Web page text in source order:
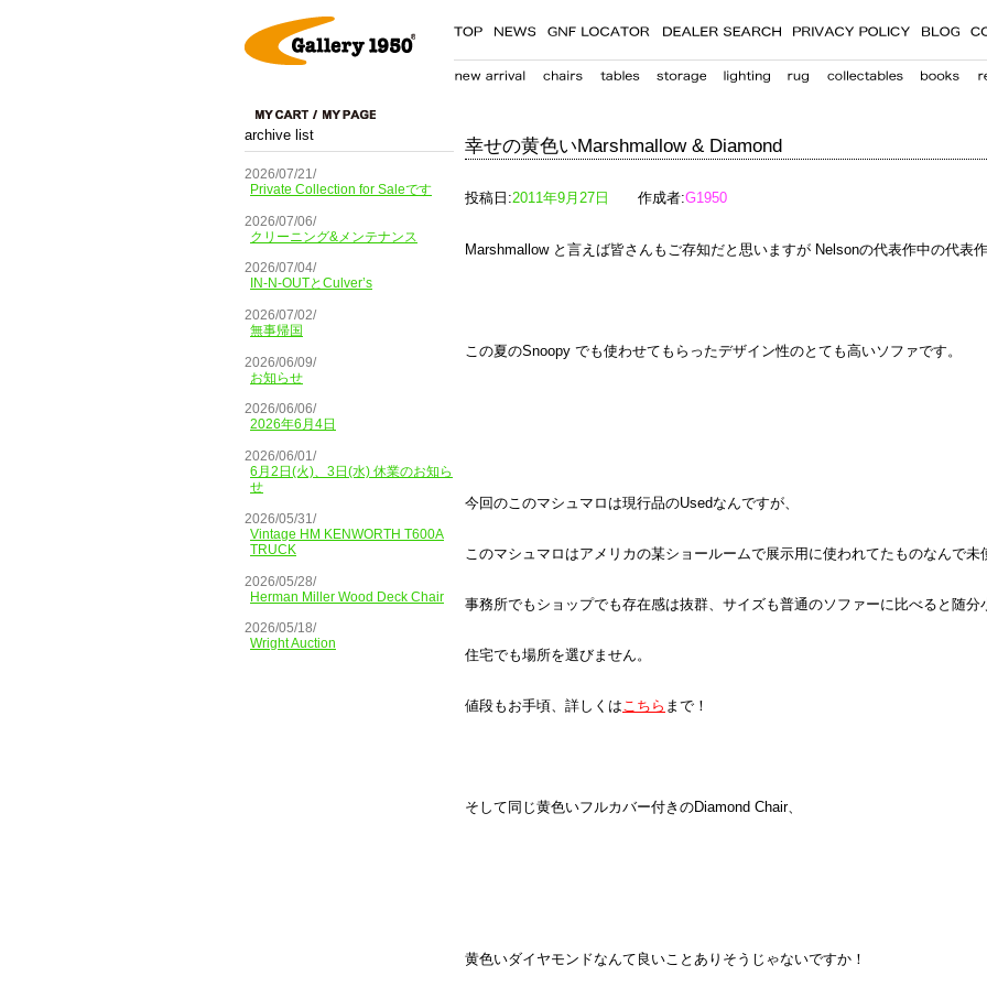
archive list
2026/07/21/
Private Collection for Saleです
2026/07/06/
クリーニング&メンテナンス
2026/07/04/
IN-N-OUTとCulver’s
2026/07/02/
無事帰国
2026/06/09/
お知らせ
2026/06/06/
2026年6月4日
2026/06/01/
6月2日(火)、3日(水) 休業のお知ら
せ
2026/05/31/
Vintage HM KENWORTH T600A
TRUCK
2026/05/28/
Herman Miller Wood Deck Chair
2026/05/18/
Wright Auction
幸せの黄色いMarshmallow & Diamond
投稿日:2011年9月27日 作成者:G1950
Marshmallow と言えば皆さんもご存知だと思いますが Nelsonの代表作中の代表作
この夏のSnoopy でも使わせてもらったデザイン性のとても高いソファです。
今回のこのマシュマロは現行品のUsedなんですが、
このマシュマロはアメリカの某ショールームで展示用に使われてたものなんで未
事務所でもショップでも存在感は抜群、サイズも普通のソファーに比べると随分
住宅でも場所を選びません。
値段もお手頃、詳しくはこちら まで！
そして同じ黄色いフルカバー付きのDiamond Chair、
黄色いダイヤモンドなんて良いことありそうじゃないですか！